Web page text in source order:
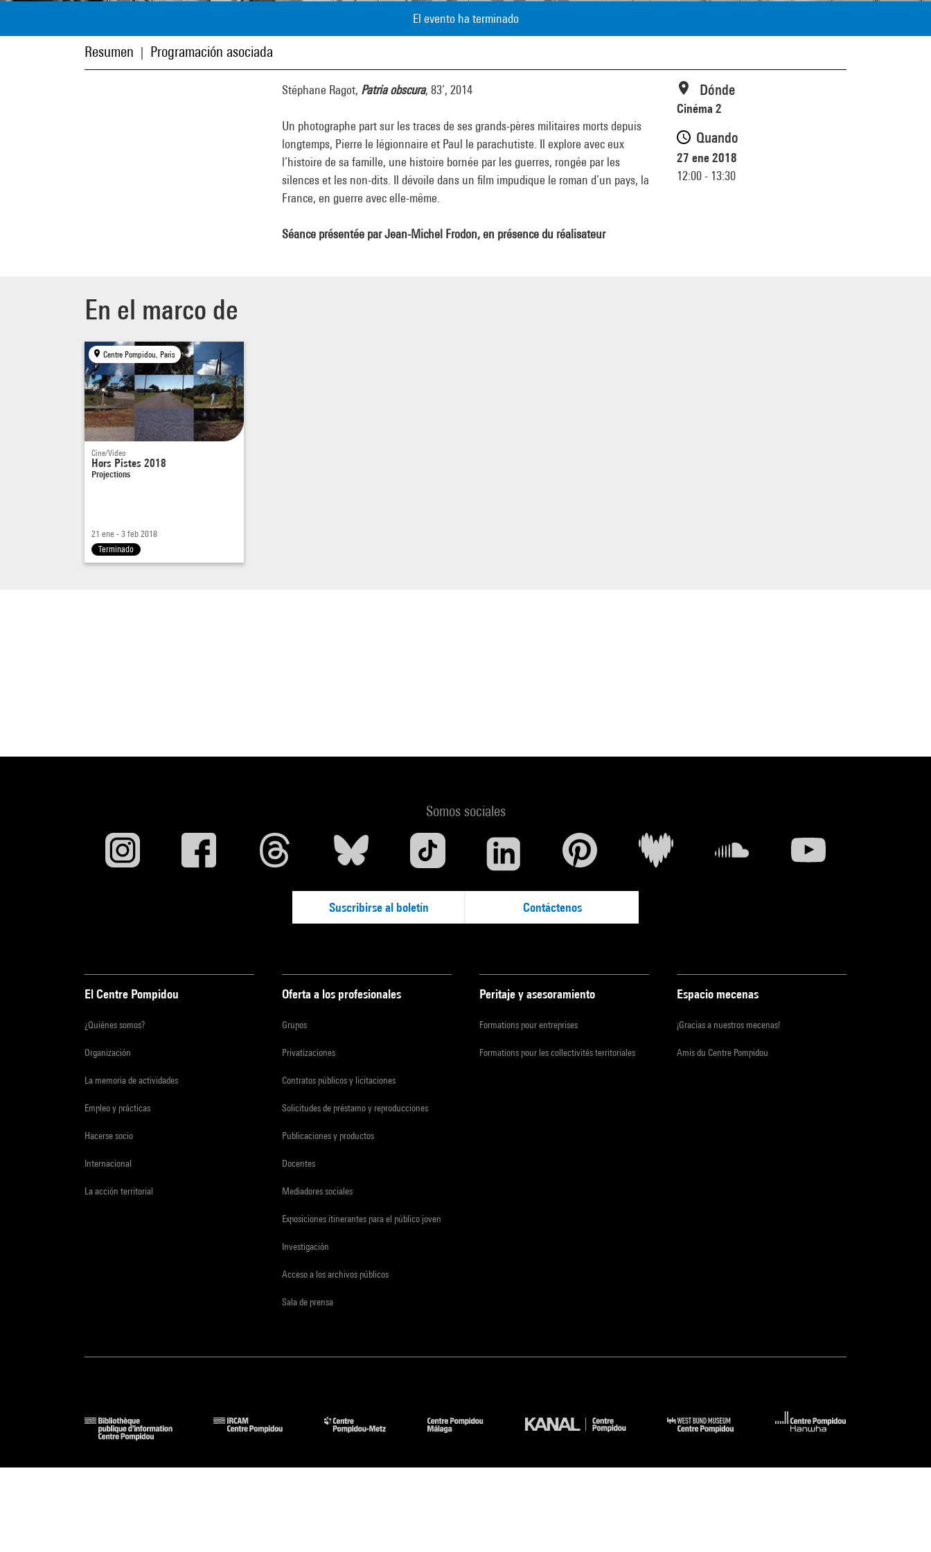
El evento ha terminado
Resumen Programación asociada
Stéphane Ragot, Patria obscura, 83’, 2014
Un photographe part sur les traces de ses grands-pères militaires morts depuis
longtemps, Pierre le légionnaire et Paul le parachutiste. Il explore avec eux
l’histoire de sa famille, une histoire bornée par les guerres, rongée par les
silences et les non-dits. Il dévoile dans un film impudique le roman d’un pays, la
France, en guerre avec elle-même.
Séance présentée par Jean-Michel Frodon, en présence du réalisateur
Dónde
Cinéma 2
Quando
27 ene 2018
12:00 - 13:30
En el marco de
Centre Pompidou, Paris
Cine/Video
Hors Pistes 2018
Projections
21 ene - 3 feb 2018
Terminado
Somos sociales
Suscribirse al boletín Contáctenos
El Centre Pompidou
¿Quiénes somos?
Organización
La memoria de actividades
Empleo y prácticas
Hacerse socio
Internacional
La acción territorial
Oferta a los profesionales
Grupos
Privatizaciones
Contratos públicos y licitaciones
Solicitudes de préstamo y reproducciones
Publicaciones y productos
Docentes
Mediadores sociales
Exposiciones itinerantes para el público joven
Investigación
Acceso a los archivos públicos
Sala de prensa
Peritaje y asesoramiento
Formations pour entreprises
Formations pour les collectivités territoriales
Espacio mecenas
¡Gracias a nuestros mecenas!
Amis du Centre Pompidou